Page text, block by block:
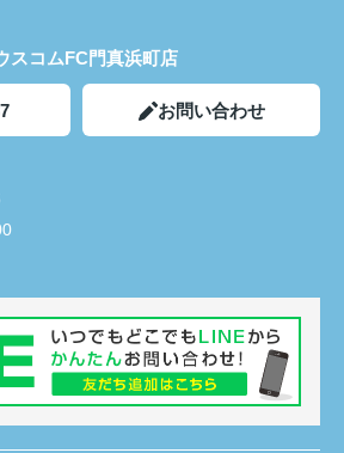
スコムFC門真浜町店
お問い合わせ